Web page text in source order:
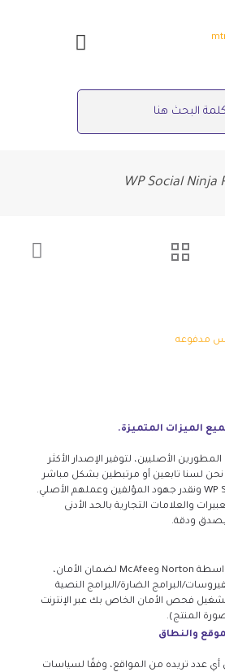
WP Social Ninja
مدفوعه
الأصليين، لتوفير الإصدار الأكثر
لسنا تابعين أو مرتبطين بشكل مباشر
بمطوري WP Social Ninja Pro ونقدر جهود المؤلفين وعملهم الأصلي.
والعلامات التجارية بالحد الأدنى
بصدق ودقة.
يتم فحص الملف يوميًا بواسطة Norton وMcAfee لضمان الأمان،
100% من الفيروسات/البرامج الضارة/البرامج النصية
فحص الأمان الخاص بك عبر الإنترنت
المنتج).
والنطاق
عدد تريده من المواقع، وفقًا لسياسات